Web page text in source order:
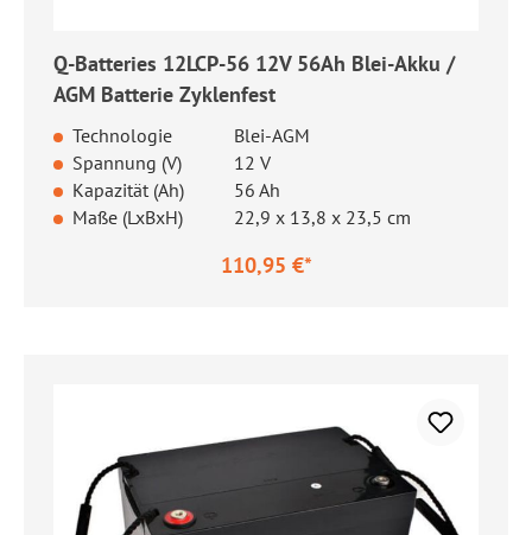
Q-Batteries 12LCP-56 12V 56Ah Blei-Akku /
AGM Batterie Zyklenfest
Technologie
Blei-AGM
Spannung (V)
12 V
Kapazität (Ah)
56 Ah
Maße (LxBxH)
22,9 x 13,8 x 23,5 cm
110,95 €*